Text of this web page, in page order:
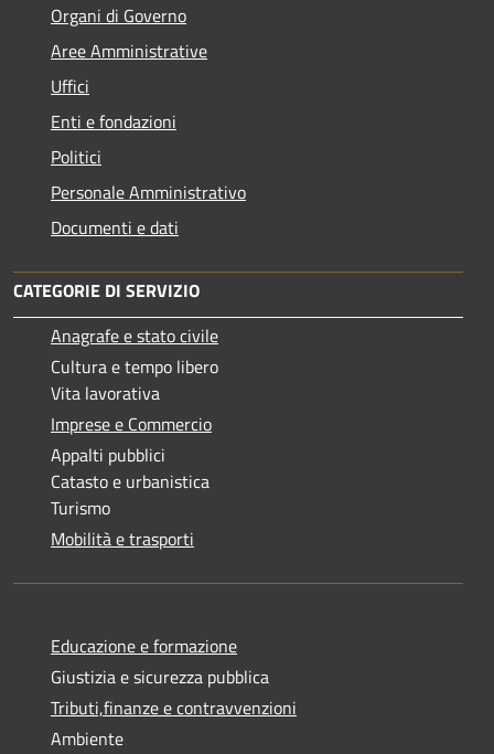
Organi di Governo
Aree Amministrative
Uffici
Enti e fondazioni
Politici
Personale Amministrativo
Documenti e dati
CATEGORIE DI SERVIZIO
Anagrafe e stato civile
Cultura e tempo libero
Vita lavorativa
Imprese e Commercio
Appalti pubblici
Catasto e urbanistica
Turismo
Mobilità e trasporti
Educazione e formazione
Giustizia e sicurezza pubblica
Tributi,finanze e contravvenzioni
Ambiente